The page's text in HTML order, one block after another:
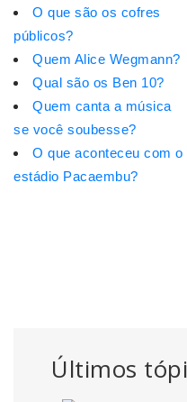
Últimos
O que são os cofres
públicos?
Quem Alice Wegmann?
Qual são os Ben 10?
Quem canta a música
se você soubesse?
O que aconteceu com o
estádio Pacaembu?